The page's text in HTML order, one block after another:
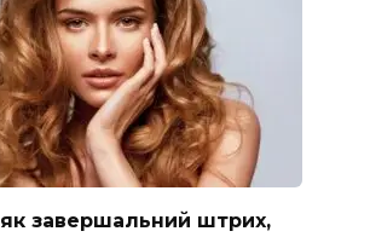
як завершальний штрих,